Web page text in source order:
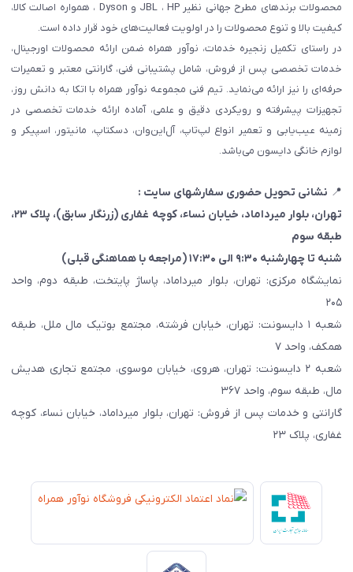
محصولات برندهای مطرح جهانی نظیر JBL ، HP و Dyson ، همواره اصالت کالا،
کیفیت بالا و تنوع محصولات را در اولویت فعالیت‌های خود قرار داده است.
در راستای تکمیل زنجیره خدمات، نوآور همراه ضمن ارائه محصولات اورجینال،
خدمات تخصصی پس از فروش، شامل پشتیبانی فنی، گارانتی معتبر و تعمیرات
حرفه‌ای را نیز ارائه می‌نماید. تیم فنی مجموعه نوآور همراه با اتکا به دانش روز،
تجهیزات پیشرفته و رویکردی دقیق و علمی، آماده ارائه خدمات تخصصی در
زمینه عیب‌یابی و تعمیر انواع لپ‌تاپ، آل‌این‌وان، دسکتاپ، مانیتور، اسپیکر و
لوازم خانگی دایسون می‌باشد.
📍 نشانی تحویل حضوری سفارشهای سایت :
تهران، بلوار میرداماد، خیابان نساء، کوچه غفاری (زرنگار سابق)
، پلاک ۲۳،
طبقه سوم
شنبه تا چهارشنبه ۹:۳۰ الی ۱۷:۳۰ (مراجعه با هماهنگی قبلی)
نمایشگاه مرکزی: تهران، بلوار میرداماد، پاساژ پایتخت، طبقه دوم، واحد
۲۰۵
شعبه ۱ دایسونت: تهران، خیابان فرشته، مجتمع بوتیک مال ملل، طبقه
همکف، واحد ۷
شعبه ۲ دایسونت: تهران، هروی، خیابان موسوی، مجتمع تجاری هدیش
مال، طبقه سوم، واحد ۳۶۷
گارانتی و خدمات پس از فروش: تهران، بلوار میرداماد، خیابان نساء، کوچه
غفاری، پلاک ۲۳